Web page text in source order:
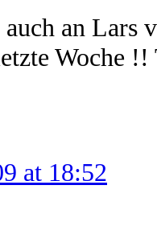
an Lars
Woche
at 18:52